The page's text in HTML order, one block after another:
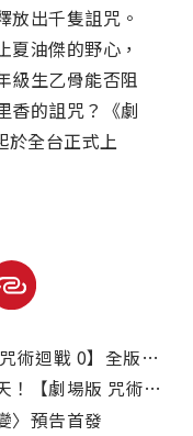
放出千隻詛咒。
油傑的野心，
級生乙骨能否阻
香的詛咒？《劇
於全台正式上
活上映，首週特典資訊釋出
戰 懷玉‧玉折】躍上大銀幕
〉預告首發